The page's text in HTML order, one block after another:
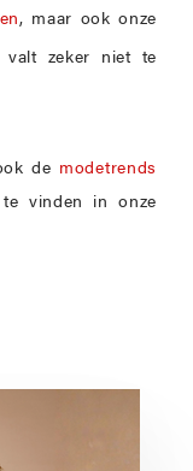
, maar ook onze
valt zeker niet te
de modetrends
vinden in onze